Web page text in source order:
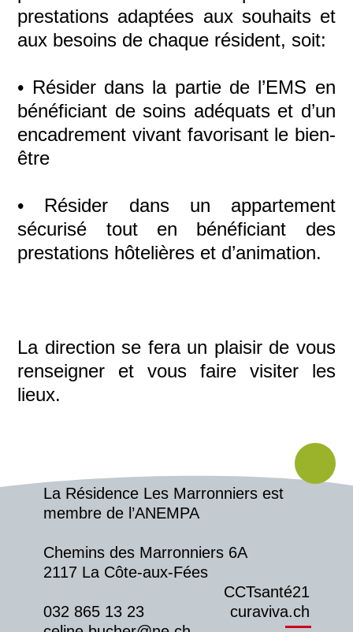
prestations adaptées aux souhaits et
aux besoins de chaque résident, soit:
• Résider dans la partie de l’EMS en
bénéficiant de soins adéquats et d’un
encadrement vivant favorisant le bien-
être
• Résider dans un appartement
sécurisé tout en bénéficiant des
prestations hôtelières et d’animation.
La direction se fera un plaisir de vous
renseigner et vous faire visiter les
lieux.
La Résidence Les Marronniers est
membre de l’ANEMPA
Chemins des Marronniers 6A
2117 La Côte-aux-Fées
032 865 13 23
CCTsanté21
curaviva.ch